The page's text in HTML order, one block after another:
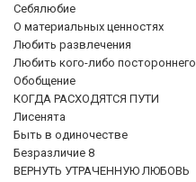
Себялюбие
О материальных ценностях
Любить развлечения
Любить кого-либо постороннего
Обобщение
КОГДА РАСХОДЯТСЯ ПУТИ
Лисенята
Быть в одиночестве
Безразличие 8
ВЕРНУТЬ УТРАЧЕННУЮ ЛЮБОВЬ